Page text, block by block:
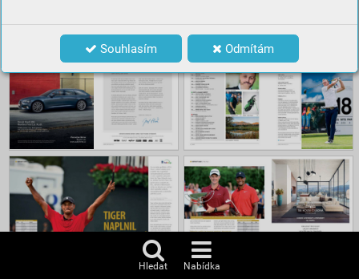
Souhlasím Odmítám
Hledat Nabídka